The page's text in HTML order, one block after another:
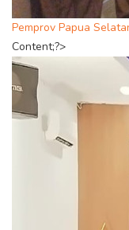
Pemprov Papua
Content;?>